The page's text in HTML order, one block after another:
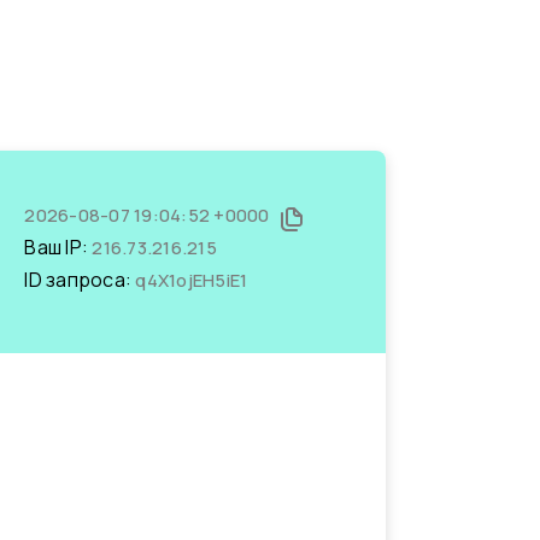
2026-08-07 19:04:52 +0000
Ваш IP:216.73.216.215
ID запроса:q4X1ojEH5iE1